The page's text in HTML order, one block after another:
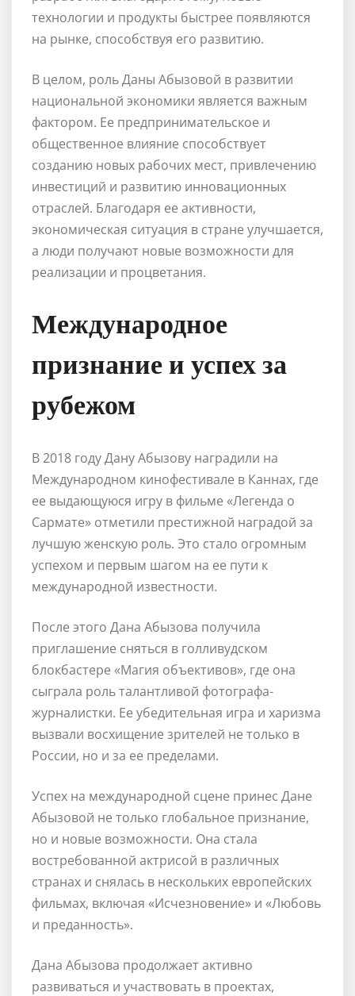
технологии и продукты быстрее появляются
на рынке, способствуя его развитию.
В целом, роль Даны Абызовой в развитии
национальной экономики является важным
фактором. Ее предпринимательское и
общественное влияние способствует
созданию новых рабочих мест, привлечению
инвестиций и развитию инновационных
отраслей. Благодаря ее активности,
экономическая ситуация в стране улучшается,
а люди получают новые возможности для
реализации и процветания.
Международное
признание и успех за
рубежом
В 2018 году Дану Абызову наградили на
Международном кинофестивале в Каннах, где
ее выдающуюся игру в фильме «Легенда о
Сармате» отметили престижной наградой за
лучшую женскую роль. Это стало огромным
успехом и первым шагом на ее пути к
международной известности.
После этого Дана Абызова получила
приглашение сняться в голливудском
блокбастере «Магия объективов», где она
сыграла роль талантливой фотографа-
журналистки. Ее убедительная игра и харизма
вызвали восхищение зрителей не только в
России, но и за ее пределами.
Успех на международной сцене принес Дане
Абызовой не только глобальное признание,
но и новые возможности. Она стала
востребованной актрисой в различных
странах и снялась в нескольких европейских
фильмах, включая «Исчезновение» и «Любовь
и преданность».
Дана Абызова продолжает активно
развиваться и участвовать в проектах,